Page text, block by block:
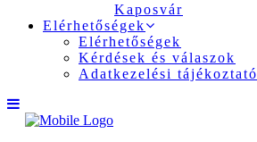
Kaposvár
Elérhetőségek
Elérhetőségek
Kérdések és válaszok
Adatkezelési tájékoztató